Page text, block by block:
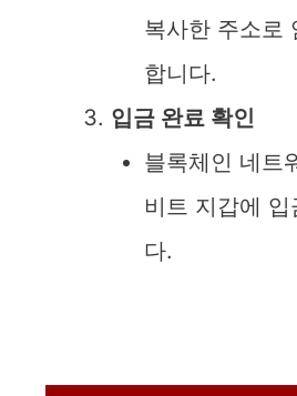
복사한 주소로
합니다.
입금 완료 확인
블록체인 네트
비트 지갑에
다.